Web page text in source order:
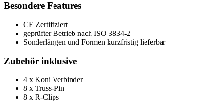
Besondere Features
CE Zertifiziert
geprüfter Betrieb nach ISO 3834-2
Sonderlängen und Formen kurzfristig lieferbar
Zubehör inklusive
4 x Koni Verbinder
8 x Truss-Pin
8 x R-Clips